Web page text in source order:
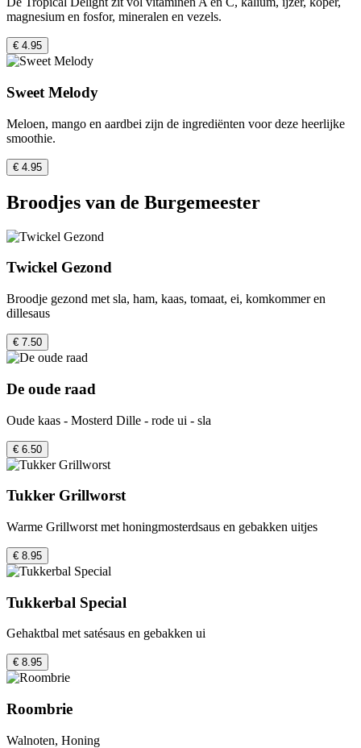
magnesium en fosfor, mineralen en vezels.
€ 4.95
Sweet Melody
Meloen, mango en aardbei zijn de ingrediënten voor deze heerlijke
smoothie.
€ 4.95
Broodjes van de Burgemeester
Twickel Gezond
Broodje gezond met sla, ham, kaas, tomaat, ei, komkommer en
dillesaus
€ 7.50
De oude raad
Oude kaas - Mosterd Dille - rode ui - sla
€ 6.50
Tukker Grillworst
Warme Grillworst met honingmosterdsaus en gebakken uitjes
€ 8.95
Tukkerbal Special
Gehaktbal met satésaus en gebakken ui
€ 8.95
Roombrie
Walnoten, Honing